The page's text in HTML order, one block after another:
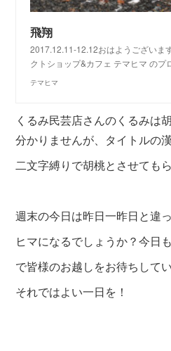
飛翔
2017.12.11-12.12おはようございま
クトショップ&カフェ テマヒマ のプ
テマヒマ
くるみ民芸店さんのくるみは
分かりませんが、タイトルの
二文字縛りで胡桃とさせてもら
週末の今日は昨日一昨日と違
ヒマになるでしょうか？今日
で皆様のお越しをお待ちしてい
それではよい一日を！